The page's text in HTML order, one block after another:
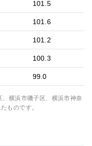
101.5
101.6
101.2
100.3
99.0
横浜市磯子区、横浜市神奈
ものです。